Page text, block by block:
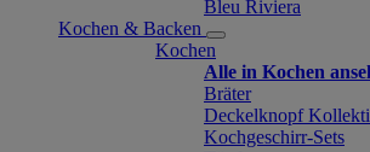
Bleu Riviera
Kochen & Backen
Kochen
Alle in Kochen
Bräter
Deckelknopf
Kochgeschirr-Sets